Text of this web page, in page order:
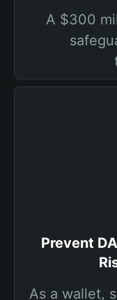
A $300
Prevent
As a wallet,